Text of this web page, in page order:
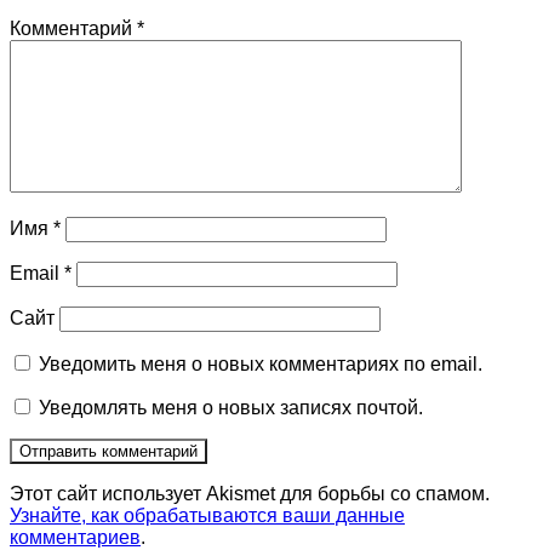
Комментарий *
Имя *
Email *
Сайт
Уведомить меня о новых комментариях по email.
Уведомлять меня о новых записях почтой.
Этот сайт использует Akismet для борьбы со спамом.
Узнайте, как обрабатываются ваши данные
комментариев.